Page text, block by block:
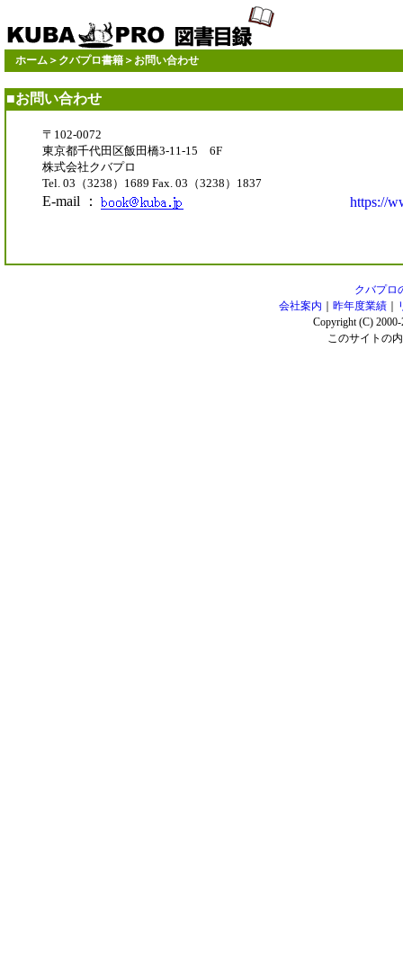
ホーム ＞ クバプロ書籍 ＞お問い合わせ
■お問い合わせ
〒102-0072
東京都千代田区飯田橋3-11-15 6F
株式会社クバプロ
Tel. 03（3238）1689 Fax. 03（3238）1837
E-mail ： https://
クバプロ
会社案内
昨年度業績
Copyright (C)
このサイトの